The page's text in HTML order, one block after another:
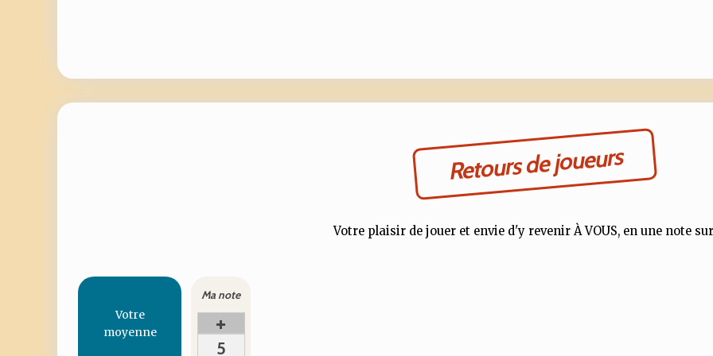
Retours de joueurs
Votre plaisir de jouer et envie d'y revenir À VOUS, en une note
Votre
moyenne
Ma note
+
5